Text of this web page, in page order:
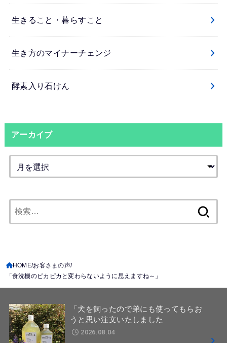
生きること・暮らすこと
生き方のマイナーチェンジ
酵素入り石けん
アーカイブ
索:
HOME お客さまの声
「食洗機のピカピカと変わらないように思えますね～」
「犬を飼ったので弟にも使ってもらお
うと思い注文いたしました
2026.08.04